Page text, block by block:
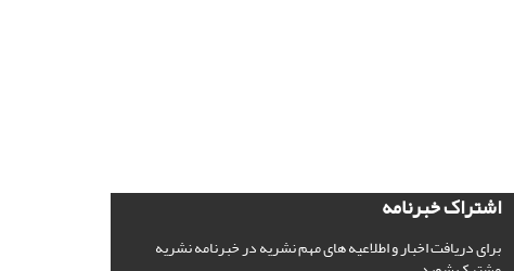
اشتراک خبرنامه
برای دریافت اخبار و اطلاعیه های مهم نشریه در خبرنامه نشریه